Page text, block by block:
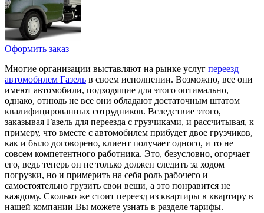
Оформить заказ
Многие организации выставляют на рынке услуг переезд
автомобилем Газель в своем исполнении. Возможно, все они
имеют автомобили, подходящие для этого оптимально,
однако, отнюдь не все они обладают достаточным штатом
квалифицированных сотрудников. Вследствие этого,
заказывая Газель для переезда с грузчиками, и рассчитывая, к
примеру, что вместе с автомобилем прибудет двое грузчиков,
как и было договорено, клиент получает одного, и то не
совсем компетентного работника. Это, безусловно, огорчает
его, ведь теперь он не только должен следить за ходом
погрузки, но и примерить на себя роль рабочего и
самостоятельно грузить свои вещи, а это понравится не
каждому. Сколько же стоит переезд из квартиры в квартиру в
нашей компании Вы можете узнать в разделе тарифы.